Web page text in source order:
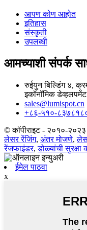
आपण कोण आहोत
इतिहास
संस्कृती
उपलब्धी
आमच्याशी संपर्क
रुईयुन बिल्डिंग ४,
इकॉनॉमिक
sales@lumispot.cn
+८६-५१०-
© कॉपीराइट - २०१०-२०२३
लेसर रेंजिंग, अंतर मोजणे,
रेंजफाइंडर,डोळ्यांची
ईमेल पाठवा
x